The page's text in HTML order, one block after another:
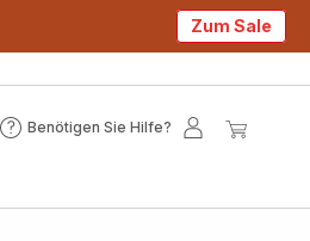
Zum Sale
Benötigen Sie Hilfe?
Benötigen
Mein